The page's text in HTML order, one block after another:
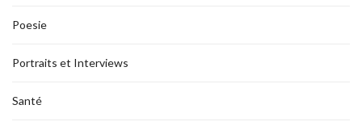
Poesie
Portraits et Interviews
Santé